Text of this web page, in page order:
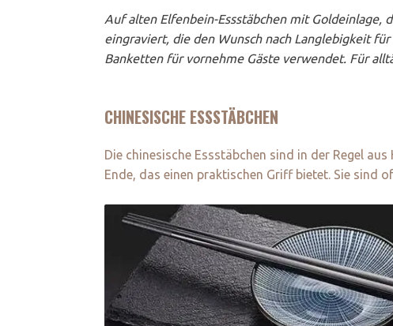
Auf alten Elfenbein-Essstäbchen mit Goldeinlage,
eingraviert, die den Wunsch nach Langlebigkeit
Banketten für vornehme Gäste verwendet. Für
CHINESISCHE ESSSTÄBCHEN
Die chinesische Essstäbchen sind in der Regel
Ende, das einen praktischen Griff bietet. Sie sind